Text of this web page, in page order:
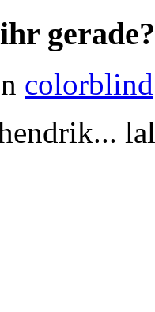
gerade?
colorblind